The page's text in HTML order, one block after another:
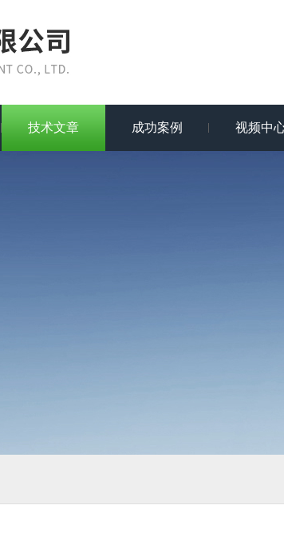
技术文章 成功案例 视频中